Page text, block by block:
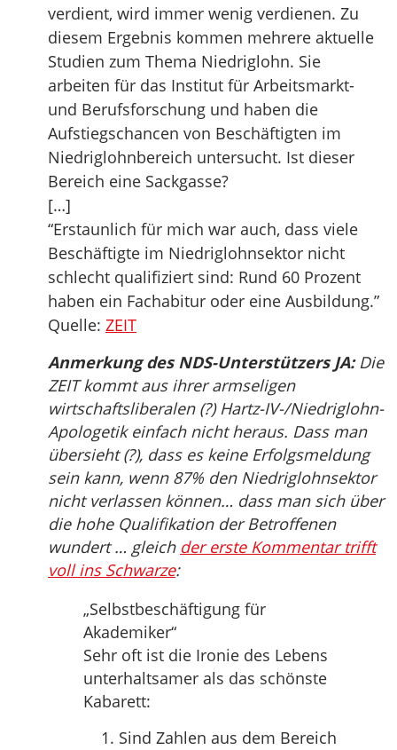
verdient, wird immer wenig verdienen. Zu
diesem Ergebnis kommen mehrere aktuelle
Studien zum Thema Niedriglohn. Sie
arbeiten für das Institut für Arbeitsmarkt-
und Berufsforschung und haben die
Aufstiegschancen von Beschäftigten im
Niedriglohnbereich untersucht. Ist dieser
Bereich eine Sackgasse?
[…]
“Erstaunlich für mich war auch, dass viele
Beschäftigte im Niedriglohnsektor nicht
schlecht qualifiziert sind: Rund 60 Prozent
haben ein Fachabitur oder eine Ausbildung.”
Quelle: ZEIT
Anmerkung des NDS-Unterstützers JA:Die
ZEIT kommt aus ihrer armseligen
wirtschaftsliberalen (?) Hartz-IV-/Niedriglohn-
Apologetik einfach nicht heraus. Dass man
übersieht (?), dass es keine Erfolgsmeldung
sein kann, wenn 87% den Niedriglohnsektor
nicht verlassen können… dass man sich über
die hohe Qualifikation der Betroffenen
wundert … gleich der erste Kommentar trifft
voll ins Schwarze:
„Selbstbeschäftigung für
Akademiker“
Sehr oft ist die Ironie des Lebens
unterhaltsamer als das schönste
Kabarett:
Sind Zahlen aus dem Bereich